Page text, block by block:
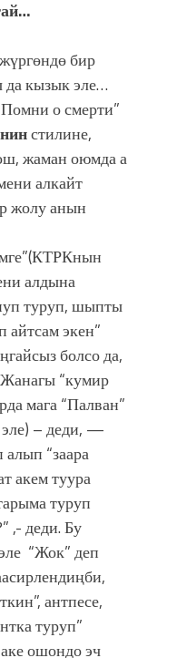
бир
кызык эле…
о смерти”
стилине,
жаман оюмда а
алкайт
жолу анын
алдына
туруп, шыпты
экен”
болсо да,
“кумир
мага “Палван”
эле) – деди, —
“заара
акем туура
туруп
,- деди. Бу
“Жок” деп
антпесе,
туруп”
ошондо эч